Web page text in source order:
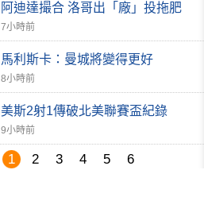
阿迪達撮合 洛哥出「廠」投拖肥
7小時前
馬利斯卡：曼城將變得更好
8小時前
美斯2射1傳破北美聯賽盃紀錄
9小時前
1 2 3 4 5 6